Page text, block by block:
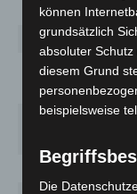
Osterholz
Peine
Rotenburg
(Wümme)
Salzgitter,
Schaumburg
können
grundsätzlich
absoluter
diesem Grund
beispielsweise
Die